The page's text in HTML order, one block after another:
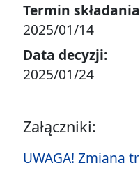
Termin
2025/01/14
Data decyzji:
2025/01/24
Załączniki:
UWAGA! Zmiana